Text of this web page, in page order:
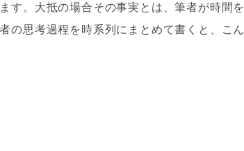
す。大抵の場合その事実とは、筆者が時間を
の思考過程を時系列にまとめて書くと、こん